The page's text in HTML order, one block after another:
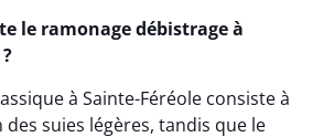
le ramonage débistrage à
à Sainte-Féréole consiste à
suies légères, tandis que le